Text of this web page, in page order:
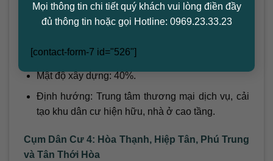
Mọi thông tin chi tiết quý khách vui lòng điền đầy
đủ thông tin hoặc gọi Hotline: 0969.23.33.23
[contact-form-7 id="526"]
Cụm Dân Cư 3: Phú Thọ Hòa và Phú Thạnh
Tầng cao xây dựng: 3 – 18 tầng.
Mật độ xây dựng: 40%.
Định hướng: Trung tâm thương mại dịch vụ, cải
tạo khu dân cư hiện hữu, nhà ở cao tầng.
Cụm Dân Cư 4: Hòa Thạnh, Hiệp Tân, Phú Trung
và Tân Thới Hòa